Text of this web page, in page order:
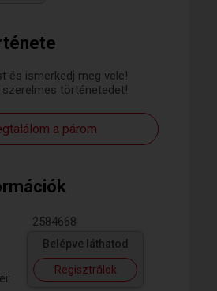
és ismerkedj meg vele!
szerelmes történetedet!
a párom
2584668
Belépve láthatod
Regisztrálok